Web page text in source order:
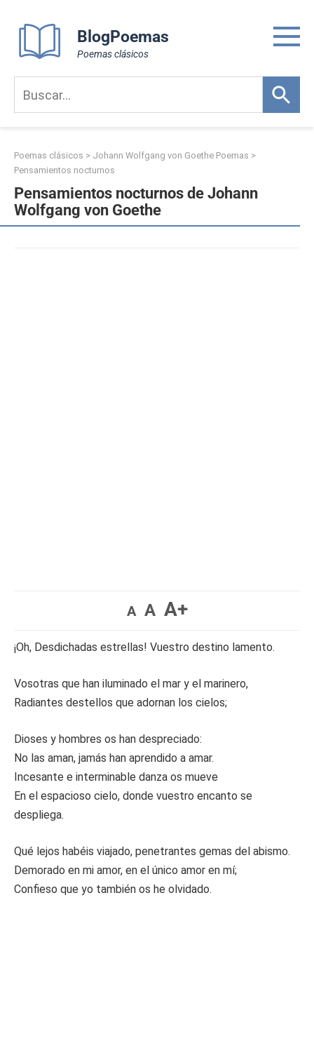
content
BlogPoemas
Poemas clásicos
Poemas clásicos > Johann Wolfgang von Goethe Poemas >
Pensamientos nocturnos
Pensamientos nocturnos de Johann
Wolfgang von Goethe
A A A+
¡Oh, Desdichadas estrellas! Vuestro destino lamento.
Vosotras que han iluminado el mar y el marinero,
Radiantes destellos que adornan los cielos;
Dioses y hombres os han despreciado:
No las aman, jamás han aprendido a amar.
Incesante e interminable danza os mueve
En el espacioso cielo, donde vuestro encanto se
despliega.
Qué lejos habéis viajado, penetrantes gemas del abismo.
Demorado en mi amor, en el único amor en mí;
Confieso que yo también os he olvidado.